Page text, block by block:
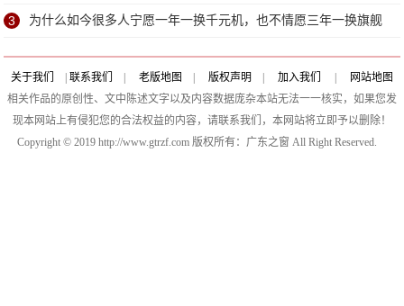
3 为什么如今很多人宁愿一年一换千元机，也不情愿三年一换旗舰
机？
关于我们 联系我们 老版地图 版权声明 加入我们
网站地图
相关作品的原创性、文中陈述文字以及内容数据庞杂本站无法一一核实，如果您发
现本网站上有侵犯您的合法权益的内容，请联系我们，本网站将立即予以删除！
Copyright © 2019 http://www.gtrzf.com 版权所有：广东之窗 All Right Reserved.